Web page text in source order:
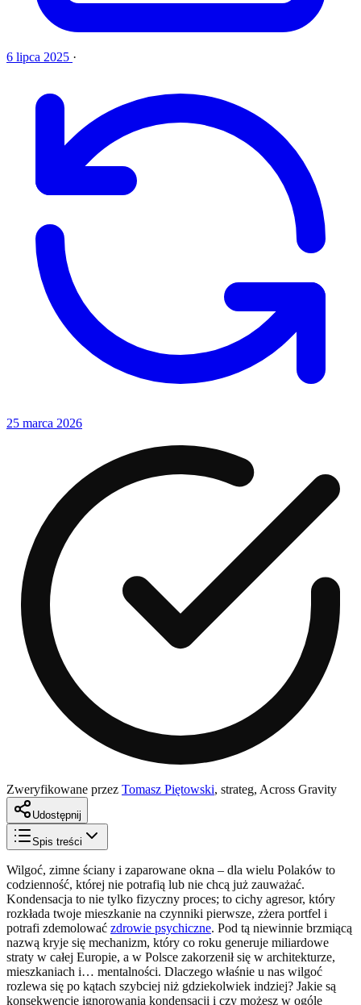
6 lipca 2025 ·
25 marca 2026
Zweryfikowane przez Tomasz Piętowski, strateg, Across Gravity
Udostępnij
Spis treści
Wilgoć, zimne ściany i zaparowane okna – dla wielu Polaków to
codzienność, której nie potrafią lub nie chcą już zauważać.
Kondensacja to nie tylko fizyczny proces; to cichy agresor, który
rozkłada twoje mieszkanie na czynniki pierwsze, zżera portfel i
potrafi zdemolować zdrowie psychiczne. Pod tą niewinnie brzmiącą
nazwą kryje się mechanizm, który co roku generuje miliardowe
straty w całej Europie, a w Polsce zakorzenił się w architekturze,
mieszkaniach i… mentalności. Dlaczego właśnie u nas wilgoć
rozlewa się po kątach szybciej niż gdziekolwiek indziej? Jakie są
konsekwencje ignorowania kondensacji i czy możesz w ogóle